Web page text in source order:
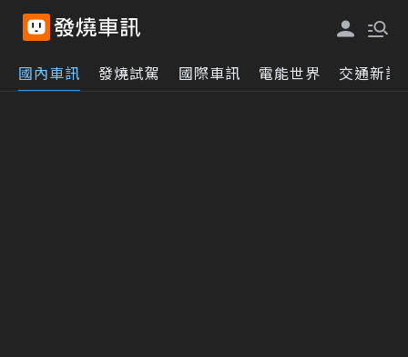
國內車訊 發燒試駕 國際車訊 電能世界 交通新訊